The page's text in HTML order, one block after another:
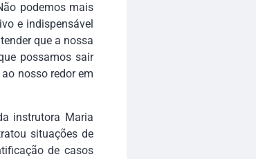
podemos mais
e indispensável
que a nossa
possamos sair
nosso redor em
instrutora Maria
situações de
de casos